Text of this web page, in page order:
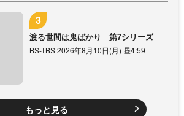
渡る世間は鬼ばかり 第7シリーズ
BS-TBS 2026年8月10日(月) 昼4:59
もっと見る